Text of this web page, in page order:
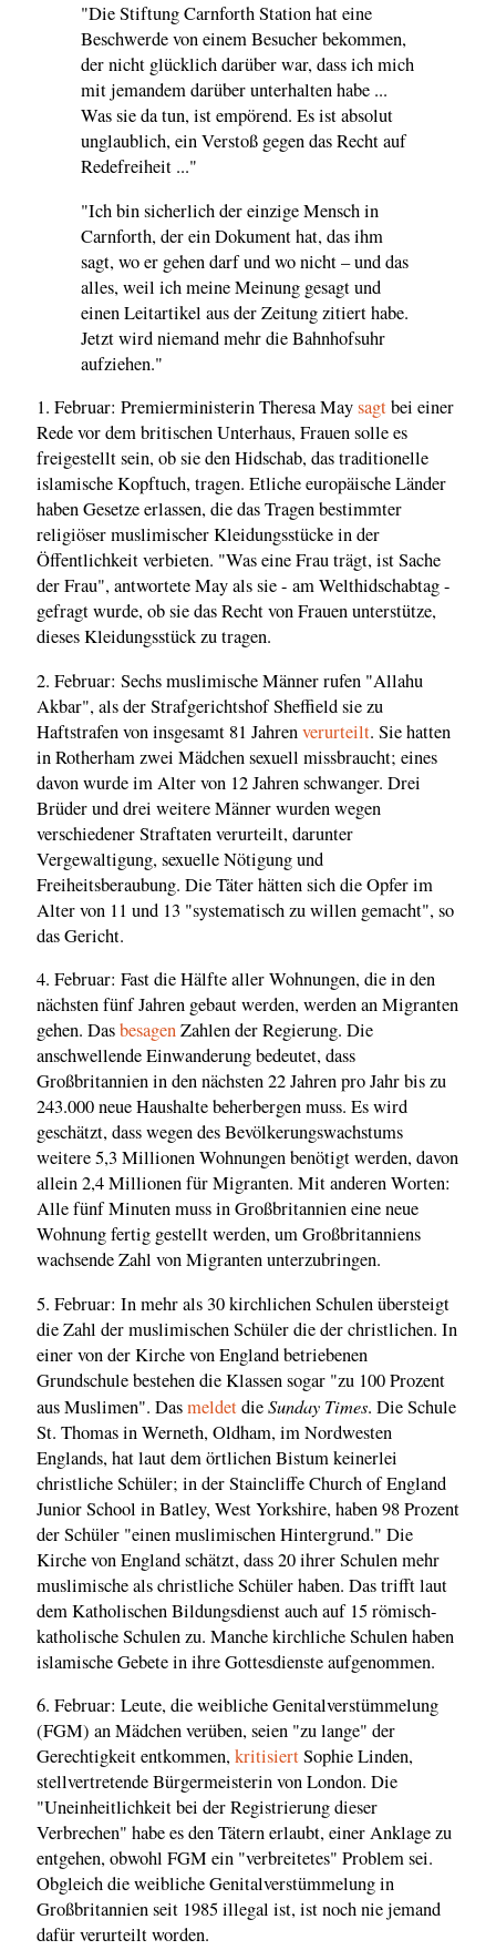
"Die Stiftung Carnforth Station hat eine
Beschwerde von einem Besucher bekommen,
der nicht glücklich darüber war, dass ich mich
mit jemandem darüber unterhalten habe ...
Was sie da tun, ist empörend. Es ist absolut
unglaublich, ein Verstoß gegen das Recht auf
Redefreiheit ..."
"Ich bin sicherlich der einzige Mensch in
Carnforth, der ein Dokument hat, das ihm
sagt, wo er gehen darf und wo nicht – und das
alles, weil ich meine Meinung gesagt und
einen Leitartikel aus der Zeitung zitiert habe.
Jetzt wird niemand mehr die Bahnhofsuhr
aufziehen."
1. Februar: Premierministerin Theresa Maysagtbei einer
Rede vor dem britischen Unterhaus, Frauen solle es
freigestellt sein, ob sie den Hidschab, das traditionelle
islamische Kopftuch, tragen. Etliche europäische Länder
haben Gesetze erlassen, die das Tragen bestimmter
religiöser muslimischer Kleidungsstücke in der
Öffentlichkeit verbieten. "Was eine Frau trägt, ist Sache
der Frau", antwortete May als sie - am Welthidschabtag -
gefragt wurde, ob sie das Recht von Frauen unterstütze,
dieses Kleidungsstück zu tragen.
2. Februar: Sechs muslimische Männer rufen "Allahu
Akbar", als der Strafgerichtshof Sheffield sie zu
Haftstrafen von insgesamt 81 Jahrenverurteilt. Sie hatten
in Rotherham zwei Mädchen sexuell missbraucht; eines
davon wurde im Alter von 12 Jahren schwanger. Drei
Brüder und drei weitere Männer wurden wegen
verschiedener Straftaten verurteilt, darunter
Vergewaltigung, sexuelle Nötigung und
Freiheitsberaubung. Die Täter hätten sich die Opfer im
Alter von 11 und 13 "systematisch zu willen gemacht", so
das Gericht.
4. Februar: Fast die Hälfte aller Wohnungen, die in den
nächsten fünf Jahren gebaut werden, werden an Migranten
gehen. DasbesagenZahlen der Regierung. Die
anschwellende Einwanderung bedeutet, dass
Großbritannien in den nächsten 22 Jahren pro Jahr bis zu
243.000 neue Haushalte beherbergen muss. Es wird
geschätzt, dass wegen des Bevölkerungswachstums
weitere 5,3 Millionen Wohnungen benötigt werden, davon
allein 2,4 Millionen für Migranten. Mit anderen Worten:
Alle fünf Minuten muss in Großbritannien eine neue
Wohnung fertig gestellt werden, um Großbritanniens
wachsende Zahl von Migranten unterzubringen.
5. Februar: In mehr als 30 kirchlichen Schulen übersteigt
die Zahl der muslimischen Schüler die der christlichen. In
einer von der Kirche von England betriebenen
Grundschule bestehen die Klassen sogar "zu 100 Prozent
aus Muslimen". DasmeldetdieSunday Times. Die Schule
St. Thomas in Werneth, Oldham, im Nordwesten
Englands, hat laut dem örtlichen Bistum keinerlei
christliche Schüler; in der Staincliffe Church of England
Junior School in Batley, West Yorkshire, haben 98 Prozent
der Schüler "einen muslimischen Hintergrund." Die
Kirche von England schätzt, dass 20 ihrer Schulen mehr
muslimische als christliche Schüler haben. Das trifft laut
dem Katholischen Bildungsdienst auch auf 15 römisch-
katholische Schulen zu. Manche kirchliche Schulen haben
islamische Gebete in ihre Gottesdienste aufgenommen.
6. Februar: Leute, die weibliche Genitalverstümmelung
(FGM) an Mädchen verüben, seien "zu lange" der
Gerechtigkeit entkommen,kritisiertSophie Linden,
stellvertretende Bürgermeisterin von London. Die
"Uneinheitlichkeit bei der Registrierung dieser
Verbrechen" habe es den Tätern erlaubt, einer Anklage zu
entgehen, obwohl FGM ein "verbreitetes" Problem sei.
Obgleich die weibliche Genitalverstümmelung in
Großbritannien seit 1985 illegal ist, ist noch nie jemand
dafür verurteilt worden.